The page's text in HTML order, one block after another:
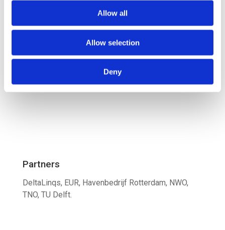
Allow all
Allow selection
Deny
Versnelling van de adoptie van innovaties.
Partners
DeltaLinqs, EUR, Havenbedrijf Rotterdam, NWO,
TNO, TU Delft.